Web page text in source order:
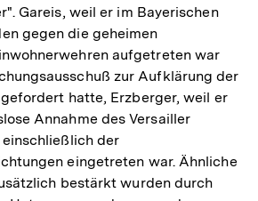
Gareis, weil er im Bayerischen
gegen die geheimen
aufgetreten war
zur Aufklärung der
hatte, Erzberger, weil er
Annahme des Versailler
der
eingetreten war. Ähnliche
bestärkt wurden durch